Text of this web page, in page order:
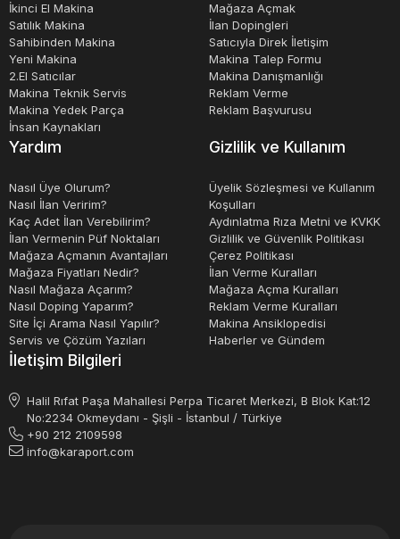
İkinci El Makina
Satılık Makina
Sahibinden Makina
Yeni Makina
2.El Satıcılar
Makina Teknik Servis
Makina Yedek Parça
İnsan Kaynakları
Mağaza Açmak
İlan Dopingleri
Satıcıyla Direk İletişim
Makina Talep Formu
Makina Danışmanlığı
Reklam Verme
Reklam Başvurusu
Yardım
Nasıl Üye Olurum?
Nasıl İlan Veririm?
Kaç Adet İlan Verebilirim?
İlan Vermenin Püf Noktaları
Mağaza Açmanın Avantajları
Mağaza Fiyatları Nedir?
Nasıl Mağaza Açarım?
Nasıl Doping Yaparım?
Site İçi Arama Nasıl Yapılır?
Servis ve Çözüm Yazıları
Gizlilik ve Kullanım
Üyelik Sözleşmesi ve Kullanım
Koşulları
Aydınlatma Rıza Metni ve KVKK
Gizlilik ve Güvenlik Politikası
Çerez Politikası
İlan Verme Kuralları
Mağaza Açma Kuralları
Reklam Verme Kuralları
Makina Ansiklopedisi
Haberler ve Gündem
İletişim Bilgileri
Halil Rıfat Paşa Mahallesi Perpa Ticaret Merkezi, B Blok Kat:12
No:2234 Okmeydanı - Şişli - İstanbul / Türkiye
+90 212 2109598
info@karaport.com